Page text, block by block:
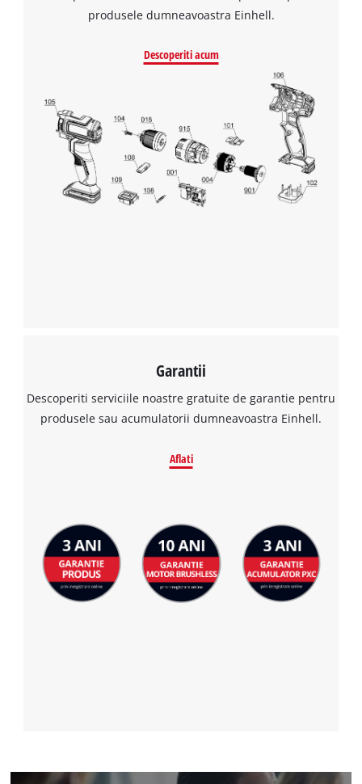
Avem nevoie de acordul dvs. pentru a
incarca serviciul Google Maps!
This content is not permitted to load due
to trackers that are not disclosed to the
produsele dumneavoastra Einhell.
Descoperiti acum
Garantii
Descoperiti serviciile noastre gratuite de garantie pentru
produsele sau acumulatorii dumneavoastra Einhell.
Aflati